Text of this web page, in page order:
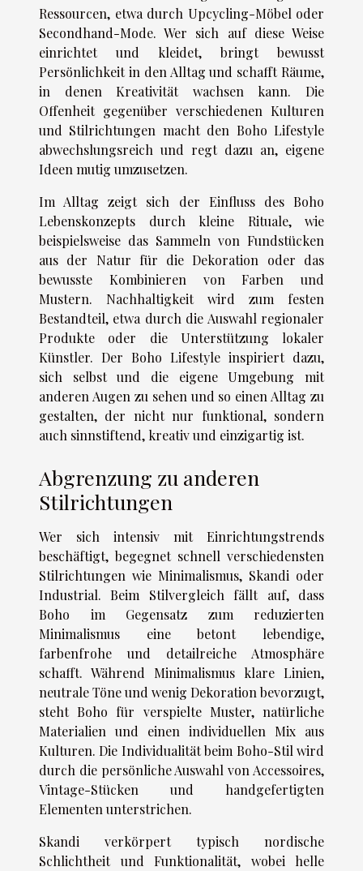
Ressourcen, etwa durch Upcycling-Möbel oder
Secondhand-Mode. Wer sich auf diese Weise
einrichtet und kleidet, bringt bewusst
Persönlichkeit in den Alltag und schafft Räume,
in denen Kreativität wachsen kann. Die
Offenheit gegenüber verschiedenen Kulturen
und Stilrichtungen macht den Boho Lifestyle
abwechslungsreich und regt dazu an, eigene
Ideen mutig umzusetzen.
Im Alltag zeigt sich der Einfluss des Boho
Lebenskonzepts durch kleine Rituale, wie
beispielsweise das Sammeln von Fundstücken
aus der Natur für die Dekoration oder das
bewusste Kombinieren von Farben und
Mustern. Nachhaltigkeit wird zum festen
Bestandteil, etwa durch die Auswahl regionaler
Produkte oder die Unterstützung lokaler
Künstler. Der Boho Lifestyle inspiriert dazu,
sich selbst und die eigene Umgebung mit
anderen Augen zu sehen und so einen Alltag zu
gestalten, der nicht nur funktional, sondern
auch sinnstiftend, kreativ und einzigartig ist.
Abgrenzung zu anderen
Stilrichtungen
Wer sich intensiv mit Einrichtungstrends
beschäftigt, begegnet schnell verschiedensten
Stilrichtungen wie Minimalismus, Skandi oder
Industrial. Beim Stilvergleich fällt auf, dass
Boho im Gegensatz zum reduzierten
Minimalismus eine betont lebendige,
farbenfrohe und detailreiche Atmosphäre
schafft. Während Minimalismus klare Linien,
neutrale Töne und wenig Dekoration bevorzugt,
steht Boho für verspielte Muster, natürliche
Materialien und einen individuellen Mix aus
Kulturen. Die Individualität beim Boho-Stil wird
durch die persönliche Auswahl von Accessoires,
Vintage-Stücken und handgefertigten
Elementen unterstrichen.
Skandi verkörpert typisch nordische
Schlichtheit und Funktionalität, wobei helle